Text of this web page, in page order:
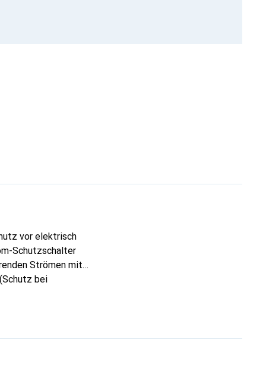
vor elektrisch
Schutzschalter
Strömen mit
bei
für F200 A bis 100
Zulassungen